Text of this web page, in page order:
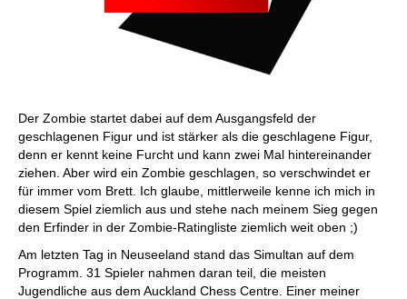
Der Zombie startet dabei auf dem Ausgangsfeld der
geschlagenen Figur und ist stärker als die geschlagene Figur,
denn er kennt keine Furcht und kann zwei Mal hintereinander
ziehen. Aber wird ein Zombie geschlagen, so verschwindet er
für immer vom Brett. Ich glaube, mittlerweile kenne ich mich in
diesem Spiel ziemlich aus und stehe nach meinem Sieg gegen
den Erfinder in der Zombie-Ratingliste ziemlich weit oben ;)
Am letzten Tag in Neuseeland stand das Simultan auf dem
Programm. 31 Spieler nahmen daran teil, die meisten
Jugendliche aus dem Auckland Chess Centre. Einer meiner